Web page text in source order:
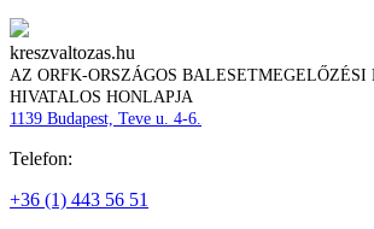
kreszvaltozas.hu
AZ ORFK-ORSZÁGOS BALESETMEGELŐZÉSI
HIVATALOS HONLAPJA
1139 Budapest, Teve u. 4-6.
Telefon:
+36 (1) 443 56 51